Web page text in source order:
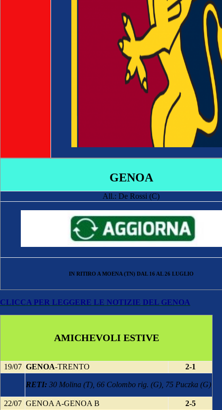
GENOA
All.: De Rossi (C)
IN RITIRO A MOENA (TN) DAL 16 AL 26 LUGLIO
CLICCA PER LEGGERE LE NOTIZIE DEL GENOA
AMICHEVOLI ESTIVE
19/07 GENOA-TRENTO 2-1
RETI: 30 Molina (T), 66 Colombo rig. (G), 75 Puczka (G)
22/07 GENOA A-GENOA B
2-5